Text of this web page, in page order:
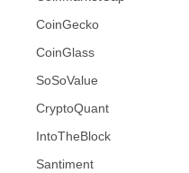
CoinGecko
CoinGlass
SoSoValue
CryptoQuant
IntoTheBlock
Santiment